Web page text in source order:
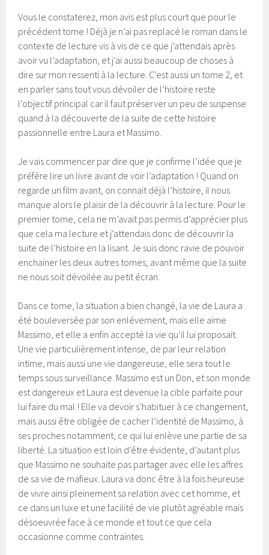
Vous le constaterez, mon avis est plus court que pour le
précédent tome ! Déjà je n’ai pas replacé le roman dans le
contexte de lecture vis à vis de ce que j’attendais après
avoir vu l’adaptation, et j’ai aussi beaucoup de choses à
dire sur mon ressenti à la lecture. C’est aussi un tome 2, et
en parler sans tout vous dévoiler de l’histoire reste
l’objectif principal car il faut préserver un peu de suspense
quand à la découverte de la suite de cette histoire
passionnelle entre Laura et Massimo.
Je vais commencer par dire que je confirme l’idée que je
préfère lire un livre avant de voir l’adaptation ! Quand on
regarde un film avant, on connait déjà l’histoire, il nous
manque alors le plaisir de la découvrir à la lecture. Pour le
premier tome, cela ne m’avait pas permis d’apprécier plus
que cela ma lecture et j’attendais donc de découvrir la
suite de l’histoire en la lisant. Je suis donc ravie de pouvoir
enchainer les deux autres tomes, avant même que la suite
ne nous soit dévoilée au petit écran.
Dans ce tome, la situation a bien changé, la vie de Laura a
été bouleversée par son enlévement, mais elle aime
Massimo, et elle a enfin accepté la vie qu’il lui proposait.
Une vie particulièrement intense, de par leur relation
intime, mais aussi une vie dangereuse, elle sera tout le
temps sous surveillance. Massimo est un Don, et son monde
est dangereux et Laura est devenue la cible parfaite pour
lui faire du mal ! Elle va devoir s’habituer à ce changement,
mais aussi être obligée de cacher l’identité de Massimo, à
ses proches notamment, ce qui lui enlève une partie de sa
liberté. La situation est loin d’être évidente, d’autant plus
que Massimo ne souhaite pas partager avec elle les affres
de sa vie de mafieux. Laura va donc être à la fois heureuse
de vivre ainsi pleinement sa relation avec cet homme, et
ce dans un luxe et une facilité de vie plutôt agréable mais
désoeuvrée face à ce monde et tout ce que cela
occasionne comme contraintes.